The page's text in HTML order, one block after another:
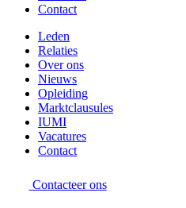
Contact
Leden
Relaties
Over ons
Nieuws
Opleiding
Marktclausules
IUMI
Vacatures
Contact
Contacteer ons